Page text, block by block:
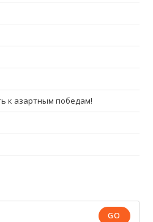
к азартным победам!
GO